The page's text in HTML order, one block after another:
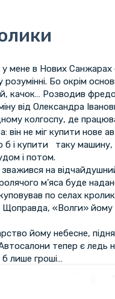
мене в Нових Санжарах
розумінні. Бо окрім
качок… Розводив фредок
від Олександра
колгоспу, де
він не міг купити нове
б і купити таку
і потом.
на
м’яса буде
по селах
Щоправда, «Волги»
йому небесне,
тепер є ледь
б лише гроші…